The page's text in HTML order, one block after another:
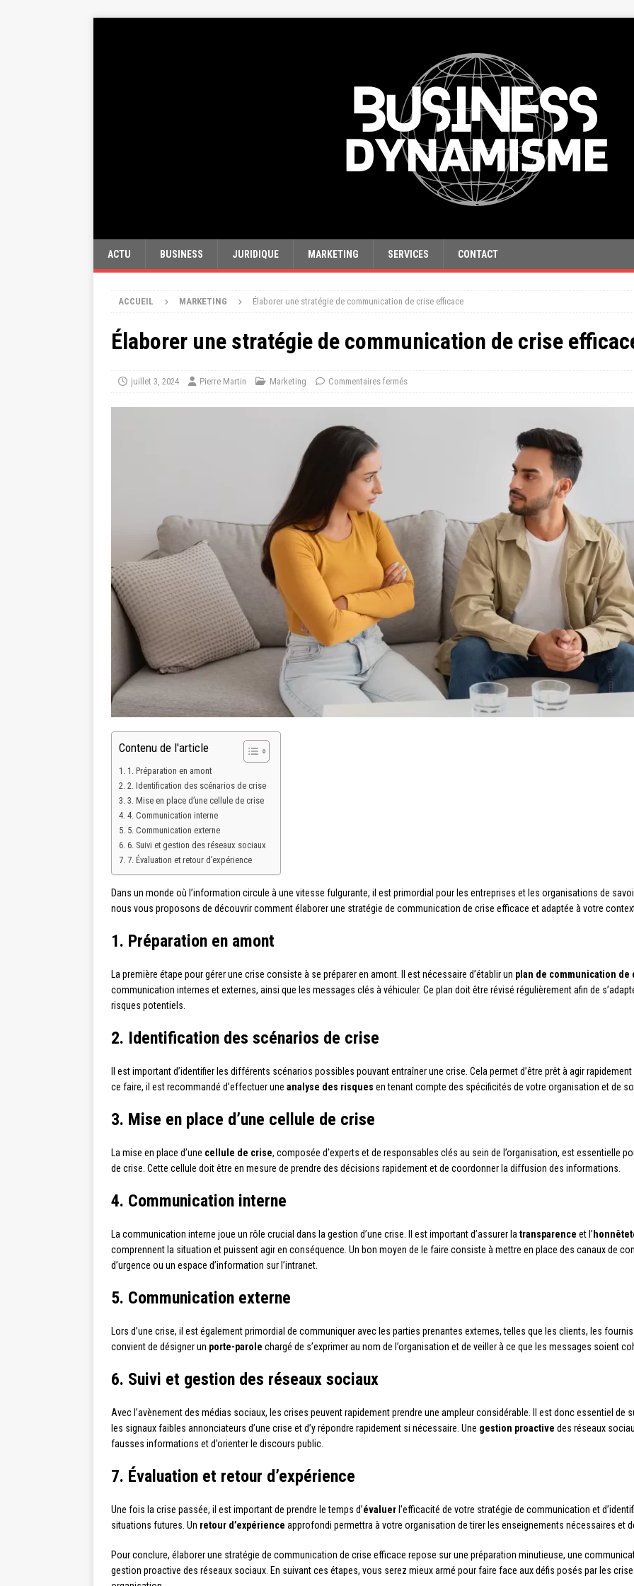
ACTU BUSINESS JURIDIQUE MARKETING SERVICES CONTACT
ACCUEIL MARKETING Élaborer une stratégie de communication de crise efficace
Élaborer une stratégie de communication de crise
juillet 3, 2024 Pierre Martin Marketing Commentaires fermés
Contenu de l'article
1. Préparation en amont
2. Identification des scénarios de crise
3. Mise en place d’une cellule de crise
4. Communication interne
5. Communication externe
6. Suivi et gestion des réseaux sociaux
7. Évaluation et retour d’expérience
Dans un monde où l’information circule à une vitesse fulgurante, il est primordial pour les entreprises et les organisations de
nous vous proposons de découvrir comment élaborer une stratégie de communication de crise efficace et adaptée à votre
1. Préparation en amont
La première étape pour gérer une crise consiste à se préparer en amont. Il est nécessaire d’établir un plan de communication de
communication internes et externes, ainsi que les messages clés à véhiculer. Ce plan doit être révisé régulièrement afin de
risques potentiels.
2. Identification des scénarios de crise
Il est important d’identifier les différents scénarios possibles pouvant entraîner une crise. Cela permet d’être prêt à agir
ce faire, il est recommandé d’effectuer une analyse des risques en tenant compte des spécificités de votre organisation et de
3. Mise en place d’une cellule de crise
La mise en place d’une cellule de crise, composée d’experts et de responsables clés au sein de l’organisation, est essentielle
de crise. Cette cellule doit être en mesure de prendre des décisions rapidement et de coordonner la diffusion des informations.
4. Communication interne
La communication interne joue un rôle crucial dans la gestion d’une crise. Il est important d’assurer la transparence et l’
comprennent la situation et puissent agir en conséquence. Un bon moyen de le faire consiste à mettre en place des canaux de
d’urgence ou un espace d’information sur l’intranet.
5. Communication externe
Lors d’une crise, il est également primordial de communiquer avec les parties prenantes externes, telles que les clients, les
convient de désigner un porte-parole chargé de s’exprimer au nom de l’organisation et de veiller à ce que les messages soient
6. Suivi et gestion des réseaux sociaux
Avec l’avènement des médias sociaux, les crises peuvent rapidement prendre une ampleur considérable. Il est donc essentiel de
les signaux faibles annonciateurs d’une crise et d’y répondre rapidement si nécessaire. Une gestion proactive des réseaux
fausses informations et d’orienter le discours public.
7. Évaluation et retour d’expérience
Une fois la crise passée, il est important de prendre le temps d’évaluer l’efficacité de votre stratégie de communication et
situations futures. Un retour d’expérience approfondi permettra à votre organisation de tirer les enseignements nécessaires et
Pour conclure, élaborer une stratégie de communication de crise efficace repose sur une préparation minutieuse, une
gestion proactive des réseaux sociaux. En suivant ces étapes, vous serez mieux armé pour faire face aux défis posés par les